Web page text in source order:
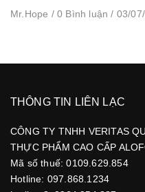
Mr.Hope / 0 Bình luận / 03/
THÔNG TIN LIÊN LẠC
CÔNG TY TNHH VERITAS
THỰC PHẨM CAO CẤP
Mã số thuế: 0109.629.854
Hotline: 097.868.1234